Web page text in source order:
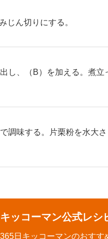
じん切りにする。
し、（B）を加える。煮
調味する。片栗粉を水大
キッコーマン公式レシ
365日キッコーマンのおすす